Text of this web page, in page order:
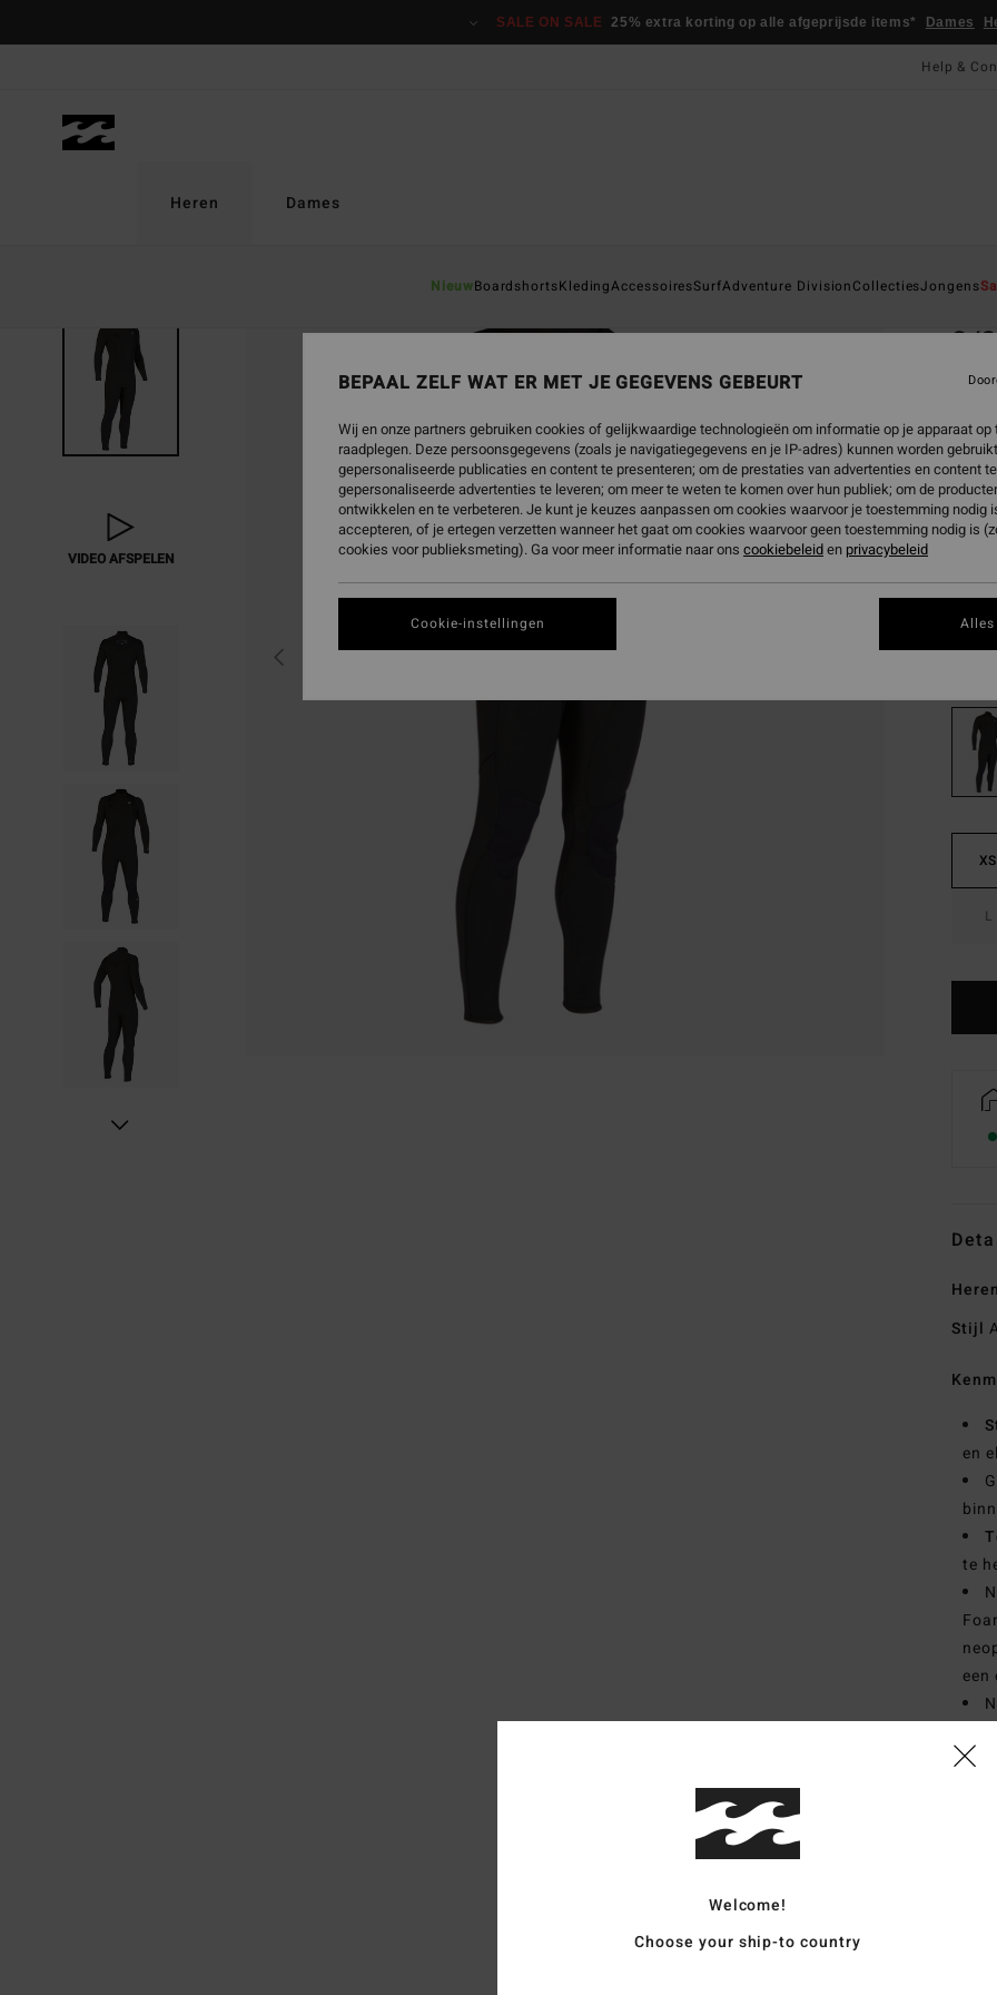
SALE ON SALE 25% extra korting op alle afgeprijsde items* Dames
Help &
Heren
NieuwBoardshortsKledingAccessoiresSurfAdventure DivisionCollectiesJongens
Dames
VIDEO AFSPELEN
3/
ECO-
€
€
SALE
XS
L
Stijl
en
te
Welcome!
Choose your ship-to country
BEPAAL ZELF WAT ER MET JE GEGEVENS GEBEURT
Wij en onze partners gebruiken cookies of gelijkwaardige technologieën om informatie op je apparaat
raadplegen. Deze persoonsgegevens (zoals je navigatiegegevens en je IP-adres) kunnen worden
gepersonaliseerde publicaties en content te presenteren; om de prestaties van advertenties en content
gepersonaliseerde advertenties te leveren; om meer te weten te komen over hun publiek; om de
ontwikkelen en te verbeteren. Je kunt je keuzes aanpassen om cookies waarvoor je toestemming nodig
accepteren, of je ertegen verzetten wanneer het gaat om cookies waarvoor geen toestemming nodig is
cookies voor publieksmeting). Ga voor meer informatie naar ons cookiebeleiden privacybeleid
Cookie-instellingen